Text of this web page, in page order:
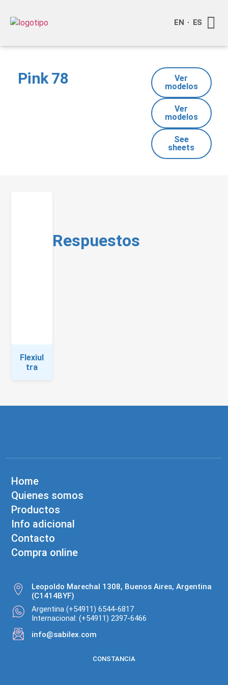
EN ES
Pink 78
Ver
modelos
Ver
modelos
See
sheets
Flexiul
tra
Respuestos
Home
Quienes somos
Productos
Info adicional
Contacto
Compra online
Leopoldo Marechal 1308, Buenos Aires, Argentina
(C1414BYF)
Argentina (+54911) 6544-6817
Internacional: (+54911) 2397-6466
info@sabilex.com
CONSTANCIA